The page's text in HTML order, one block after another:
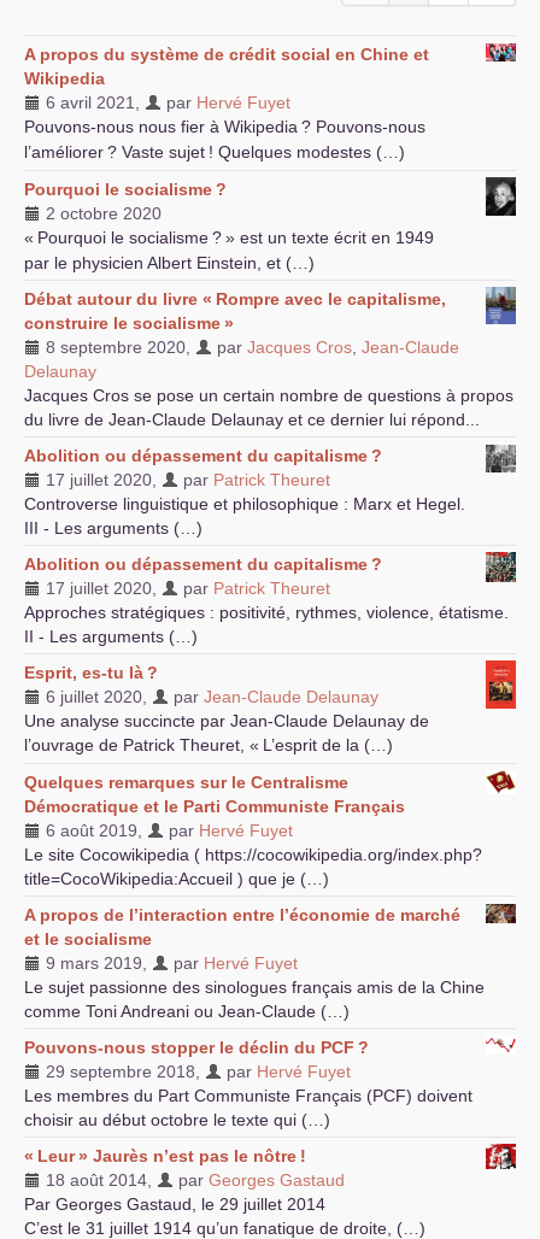
A propos du système de crédit social en Chine et
Wikipedia
6 avril 2021
par Hervé Fuyet
Pouvons-nous nous fier à Wikipedia ? Pouvons-nous
l’améliorer? Vaste sujet ! Quelques modestes (…)
Pourquoi le socialisme?
2 octobre 2020
« Pourquoi le socialisme?» est un texte écrit en 1949
par le physicien Albert Einstein, et (…)
Débat autour du livre « Rompre avec le capitalisme,
construire le socialisme»
8 septembre 2020
par Jacques Cros Jean-Claude
Delaunay
Jacques Cros se pose un certain nombre de questions à propos
du livre de Jean-Claude Delaunay et ce dernier lui répond...
Abolition ou dépassement du capitalisme?
17 juillet 2020
par Patrick Theuret
Controverse linguistique et philosophique : Marx et Hegel.
III - Les arguments (…)
Abolition ou dépassement du capitalisme?
17 juillet 2020
par Patrick Theuret
Approches stratégiques : positivité, rythmes, violence, étatisme.
II - Les arguments (…)
Esprit, es-tu là?
6 juillet 2020
par Jean-Claude Delaunay
Une analyse succincte par Jean-Claude Delaunay de
l’ouvrage de Patrick Theuret, « L’esprit de la (…)
Quelques remarques sur le Centralisme
Démocratique et le Parti Communiste Français
6 août 2019
par Hervé Fuyet
Le site Cocowikipedia ( https://cocowikipedia.org/index.php?
title=CocoWikipedia:Accueil ) que je (…)
A propos de l’interaction entre l’économie de marché
et le socialisme
9 mars 2019
par Hervé Fuyet
Le sujet passionne des sinologues français amis de la Chine
comme Toni Andreani ou Jean-Claude (…)
Pouvons-nous stopper le déclin du PCF ?
29 septembre 2018
par Hervé Fuyet
Les membres du Part Communiste Français (PCF) doivent
choisir au début octobre le texte qui (…)
« Leur» Jaurès n’est pas le nôtre !
18 août 2014
par Georges Gastaud
Par Georges Gastaud, le 29 juillet 2014
C’est le 31 juillet 1914 qu’un fanatique de droite, (…)